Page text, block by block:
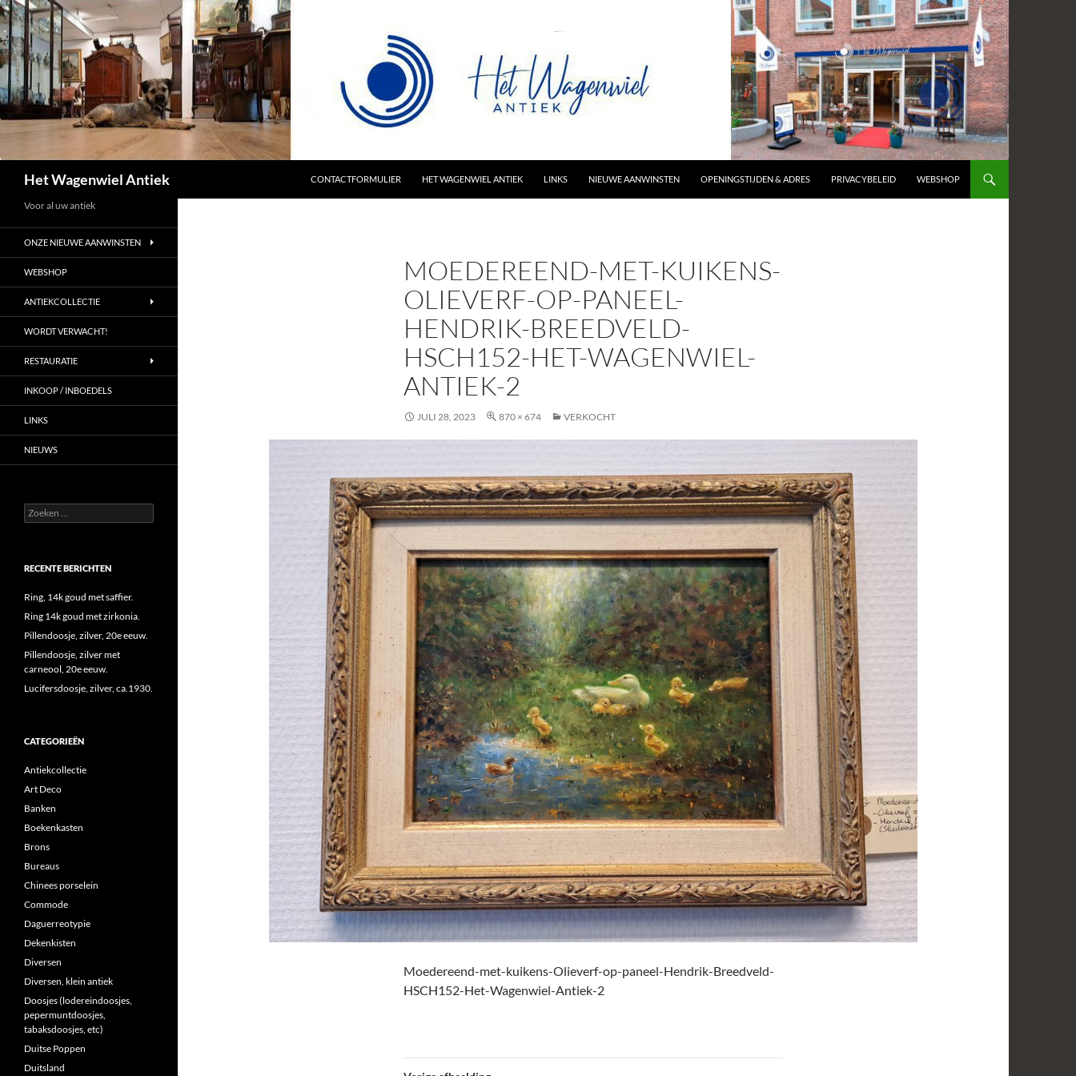
Het Wagenwiel Antiek
CONTACTFORMULIER
HET WAGENWIEL ANTIEK LINKS NIEUWE AANWINSTEN OPENINGSTIJDEN & ADRES PRIVACYBELEID WEBSHOP
MOEDEREEND-MET-KUIKENS-
OLIEVERF-OP-PANEEL-
HENDRIK-BREEDVELD-
HSCH152-HET-WAGENWIEL-
ANTIEK-2
JULI 28, 2023 870 × 674 VERKOCHT
Moedereend-met-kuikens-Olieverf-op-paneel-Hendrik-Breedveld-
HSCH152-Het-Wagenwiel-Antiek-2
Voor al uw antiek
ONZE NIEUWE AANWINSTEN
WEBSHOP
ANTIEKCOLLECTIE
WORDT VERWACHT!
RESTAURATIE
INKOOP / INBOEDELS
LINKS
NIEUWS
Zoeken
naar:
RECENTE BERICHTEN
Ring, 14k goud met saffier.
Ring 14k goud met zirkonia.
Pillendoosje, zilver, 20e eeuw.
Pillendoosje, zilver met
carneool, 20e eeuw.
Lucifersdoosje, zilver, ca.1930.
CATEGORIEËN
Antiekcollectie
Art Deco
Banken
Boekenkasten
Brons
Bureaus
Chinees porselein
Commode
Daguerreotypie
Dekenkisten
Diversen
Diversen, klein antiek
Doosjes (lodereindoosjes,
pepermuntdoosjes,
tabaksdoosjes, etc)
Duitse Poppen
Duitsland